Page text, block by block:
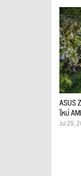
ASUS
ใหม่
Jul 29,